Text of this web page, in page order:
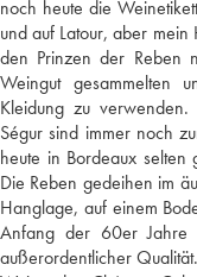
noch heute die
und auf Latour, aber
den Prinzen der Reben
Weingut gesammelten
Kleidung zu
Ségur sind immer noch
heute in Bordeaux
Die Reben gedeihen im
Hanglage, auf einem
Anfang der 60er Jahre
außerordentlicher